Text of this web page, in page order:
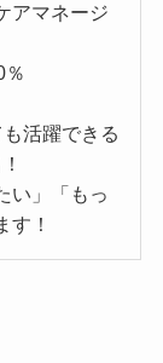
アマネージ
％
活躍できる
い」「もっ
す！